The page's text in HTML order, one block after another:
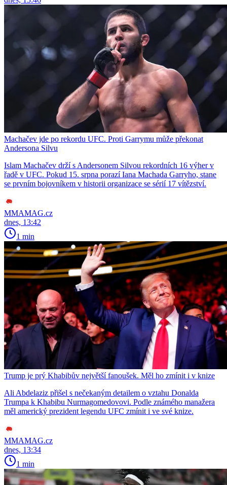
Machačev jde po rekordu UFC. Proti Garrymu může překonat
Andersona Silvu
Islam Machačev drží s Andersonem Silvou rekordních 16 výher v
řadě v UFC. Pokud 15. srpna porazí Iana Machada Garryho, stane
se prvním bojovníkem v historii organizace se sérií 17 vítězství.
MMAMAG.cz
dnes, 13:42
1 min
Trump je prý Khabibův největší fanoušek. Měl ho zmínit i v knize
Ali Abdelaziz přišel s nečekaným detailem o vztahu Donalda
Trumpa k Khabibu Nurmagomedovovi. Podle známého manažera
měl americký prezident legendu UFC zmínit i ve své knize.
MMAMAG.cz
dnes, 13:34
1 min